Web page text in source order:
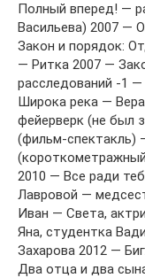
Полный вперед! —
Васильева) 2007 —
Закон и порядок:
— Ритка 2007 —
расследований -1
Широка река —
фейерверк (не был
(фильм-спектакль)
2010 — Все ради
Лавровой —
Иван — Света,
Яна, студентка
Захарова 2012 —
Два отца и два